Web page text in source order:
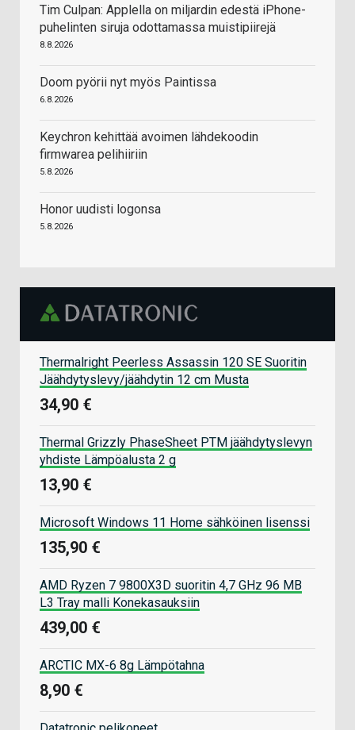
Tim Culpan: Applella on miljardin edestä iPhone-
puhelinten siruja odottamassa muistipiirejä
8.8.2026
Doom pyörii nyt myös Paintissa
6.8.2026
Keychron kehittää avoimen lähdekoodin
firmwarea pelihiiriin
5.8.2026
Honor uudisti logonsa
5.8.2026
Thermalright Peerless Assassin 120 SE Suoritin
Jäähdytyslevy/jäähdytin 12 cm Musta
34,90 €
Thermal Grizzly PhaseSheet PTM jäähdytyslevyn
yhdiste Lämpöalusta 2 g
13,90 €
Microsoft Windows 11 Home sähköinen lisenssi
135,90 €
AMD Ryzen 7 9800X3D suoritin 4,7 GHz 96 MB
L3 Tray malli Konekasauksiin
439,00 €
ARCTIC MX-6 8g Lämpötahna
8,90 €